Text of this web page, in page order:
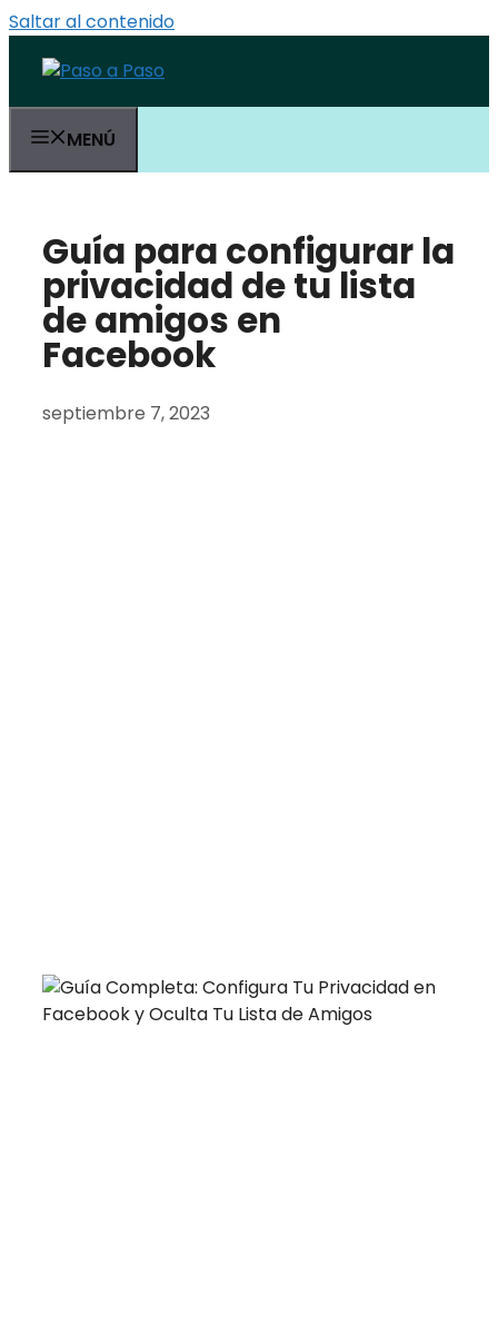
Saltar al contenido
MENÚ
Guía para configurar la
privacidad de tu lista
de amigos en
Facebook
septiembre 7, 2023